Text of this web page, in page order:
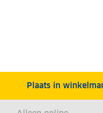
Plaats in